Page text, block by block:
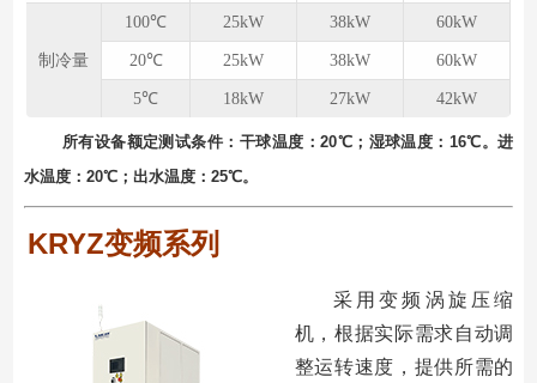
制冷量
100℃ 25kW 38kW 60kW
20℃ 25kW 38kW 60kW
5℃ 18kW 27kW 42kW
所有设备额定测试条件：⼲球温度：20℃；湿球温度：16℃。进
⽔温度：20℃；出⽔温度：25℃。
KRYZ变频系列
采⽤变频涡旋压缩
机，根据实际需求⾃动调
整运转速度，提供所需的